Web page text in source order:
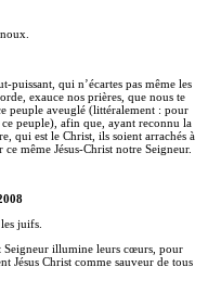
puissant, qui n’écartes pas même les
exauce nos prières, que nous te
peuple aveuglé (littéralement : pour
ce peuple), afin que, ayant reconnu la
qui est le Christ, ils soient arrachés à
ce même Jésus-Christ notre Seigneur.
juifs.
Seigneur illumine leurs cœurs, pour
Jésus Christ comme sauveur de tous